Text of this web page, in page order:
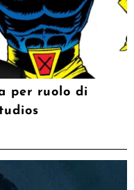
per ruolo di